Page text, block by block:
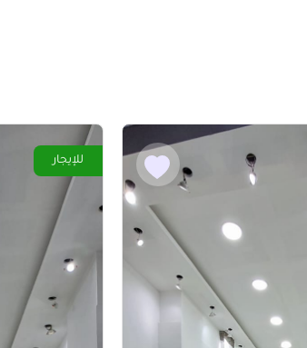
للإيجار